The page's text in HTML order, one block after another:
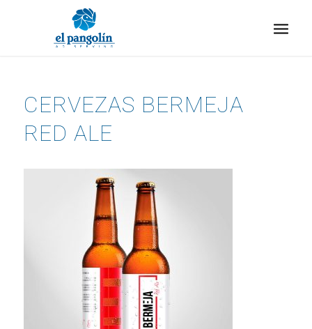
CERVEZAS BERMEJA
RED ALE